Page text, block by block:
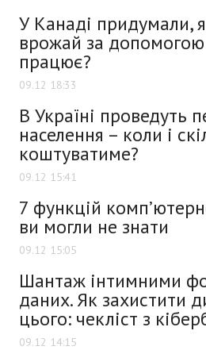
У Канаді придумали,
врожай за
працює?
09.12 18:33
В Україні проведуть
населення – коли і
коштуватиме?
09.12 15:41
7 функцій
ви могли не знати
09.12 15:05
Шантаж інтимними
даних. Як захистити
цього: чекліст з
09.12 14:15